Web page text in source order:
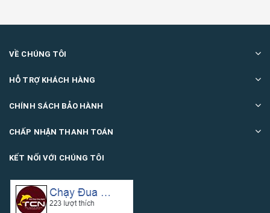
VỀ CHÚNG TÔI
HỖ TRỢ KHÁCH HÀNG
CHÍNH SÁCH BẢO HÀNH
CHẤP NHẬN THANH TOÁN
KẾT NỐI VỚI CHÚNG TÔI